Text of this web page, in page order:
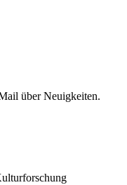
über Neuigkeiten.